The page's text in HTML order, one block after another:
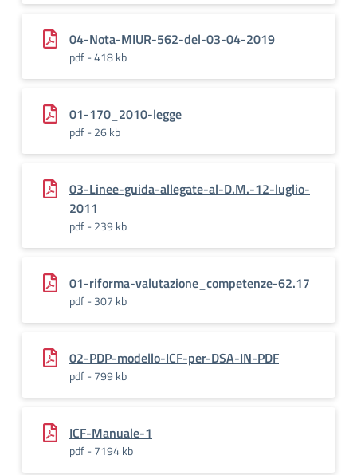
04-Nota-MIUR-562-del-03-04-2019
pdf - 418 kb
01-170_2010-legge
pdf - 26 kb
03-Linee-guida-allegate-al-D.M.-12-luglio-
2011
pdf - 239 kb
01-riforma-valutazione_competenze-62.17
pdf - 307 kb
02-PDP-modello-ICF-per-DSA-IN-PDF
pdf - 799 kb
ICF-Manuale-1
pdf - 7194 kb